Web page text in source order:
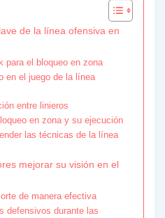
de la línea ofensiva en
para el bloqueo en zona
en el juego de la línea
entre linieros
en zona y su ejecución
las técnicas de la línea
mejorar su visión en el
de manera efectiva
defensivos durante las